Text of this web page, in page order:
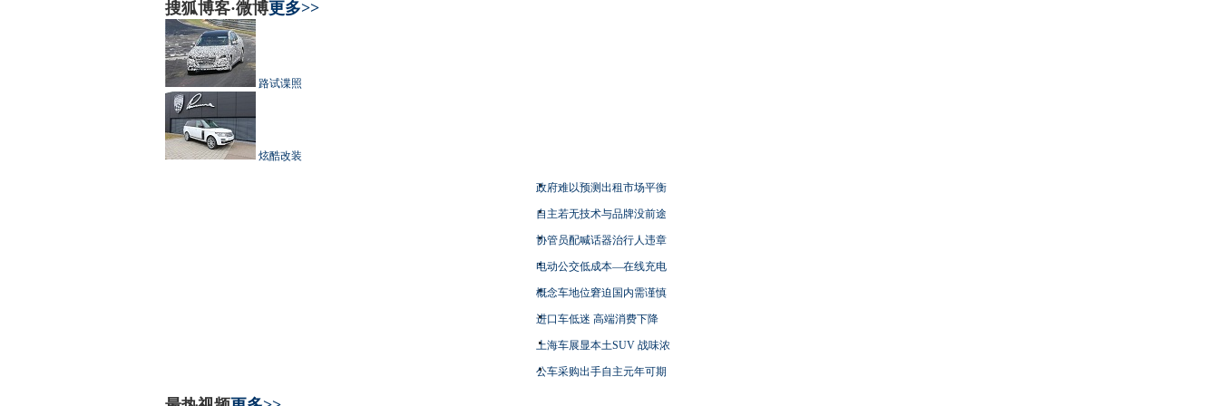
搜狐博客·微博更多>>
路试谍照
炫酷改装
政府难以预测出租市场平衡
自主若无技术与品牌没前途
协管员配喊话器治行人违章
电动公交低成本—在线充电
概念车地位窘迫国内需谨慎
进口车低迷 高端消费下降
上海车展显本土SUV 战味浓
公车采购出手自主元年可期